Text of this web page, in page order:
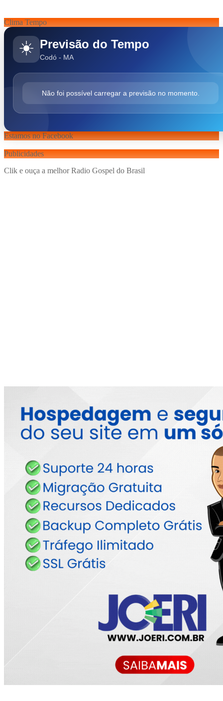
Clima Tempo
☀️ Previsão do Tempo
Codó - MA
Não foi possível carregar a previsão no momento.
Estamos no Facebook
Publicidades
Clik e ouça a melhor Radio Gospel do Brasil